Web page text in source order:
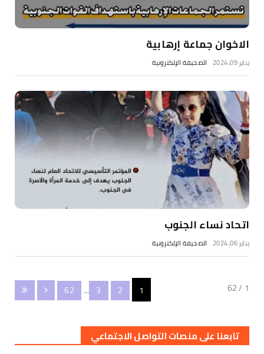
الاخوان جماعة إرهابية
يناير 09, 2024 الصحيفة الإلكترونية
اتحاد نساء الجنوب
يناير 06, 2024 الصحيفة الإلكترونية
1 / 62
1
2
3
...
62
تابعنا على منصات التواصل الاجتماعي